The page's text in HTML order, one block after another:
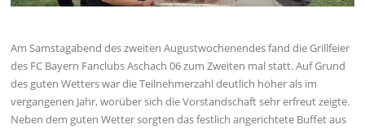
Am Samstagabend des zweiten Augustwochenendes fand die Grillfeier
des FC Bayern Fanclubs Aschach 06 zum Zweiten mal statt. Auf Grund
des guten Wetters war die Teilnehmerzahl deutlich höher als im
vergangenen Jahr, worüber sich die Vorstandschaft sehr erfreut zeigte.
Neben dem guten Wetter sorgten das festlich angerichtete Buffet aus